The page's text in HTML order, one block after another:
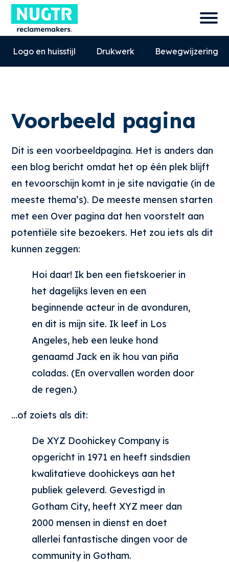
0527-858580
Ecopark 63, 8305 BJ, Emmeloord
Logo en huisstijl Drukwerk Bewegwijzering
Voorbeeld pagina
Dit is een voorbeeldpagina. Het is anders dan
een blog bericht omdat het op één plek blijft
en tevoorschijn komt in je site navigatie (in de
meeste thema’s). De meeste mensen starten
met een Over pagina dat hen voorstelt aan
potentiële site bezoekers. Het zou iets als dit
kunnen zeggen:
Hoi daar! Ik ben een fietskoerier in
het dagelijks leven en een
beginnende acteur in de avonduren,
en dit is mijn site. Ik leef in Los
Angeles, heb een leuke hond
genaamd Jack en ik hou van piña
coladas. (En overvallen worden door
de regen.)
…of zoiets als dit:
De XYZ Doohickey Company is
opgericht in 1971 en heeft sindsdien
kwalitatieve doohickeys aan het
publiek geleverd. Gevestigd in
Gotham City, heeft XYZ meer dan
2000 mensen in dienst en doet
allerlei fantastische dingen voor de
community in Gotham.